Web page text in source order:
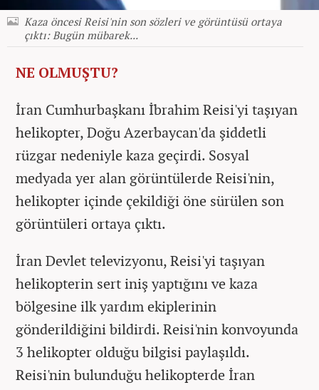
Kaza öncesi Reisi'nin son sözleri ve görüntüsü ortaya
çıktı: Bugün mübarek...
NE OLMUŞTU?
İran Cumhurbaşkanı İbrahim Reisi'yi taşıyan
helikopter, Doğu Azerbaycan'da şiddetli
rüzgar nedeniyle kaza geçirdi. Sosyal
medyada yer alan görüntülerde Reisi'nin,
helikopter içinde çekildiği öne sürülen son
görüntüleri ortaya çıktı.
İran Devlet televizyonu, Reisi'yi taşıyan
helikopterin sert iniş yaptığını ve kaza
bölgesine ilk yardım ekiplerinin
gönderildiğini bildirdi. Reisi'nin konvoyunda
3 helikopter olduğu bilgisi paylaşıldı.
Reisi'nin bulunduğu helikopterde İran